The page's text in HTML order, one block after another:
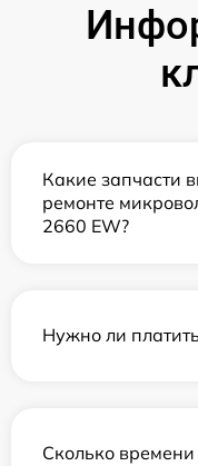
Какие запчасти
ремонте
2660 EW?
Нужно ли
Сколько